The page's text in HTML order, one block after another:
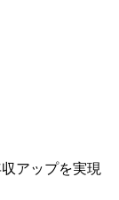
アップを実現